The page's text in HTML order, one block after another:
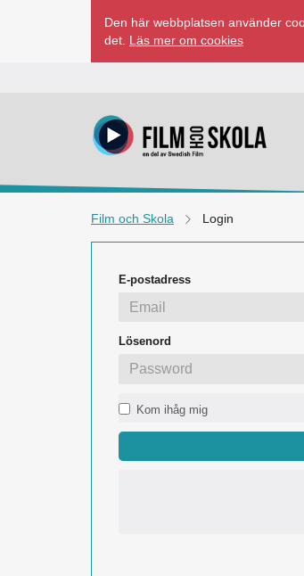
Den här webbplatsen använder
det. Läs mer om cookies
Film och Skola Login
E-postadress
Lösenord
Kom ihåg mig